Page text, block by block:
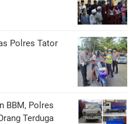
Polres Tator
BBM, Polres
Terduga